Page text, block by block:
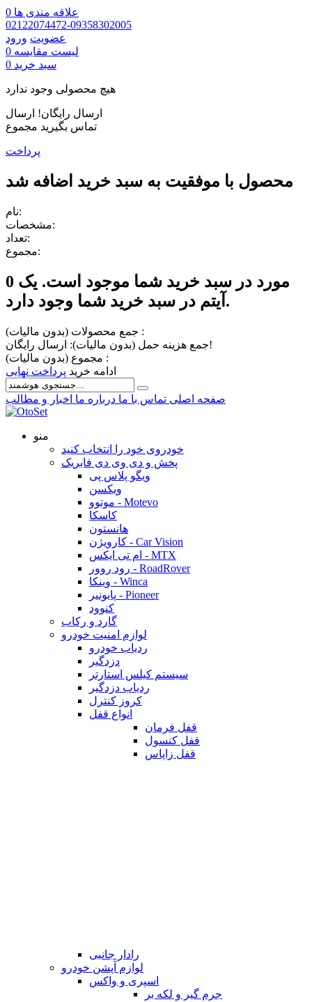
علاقه مندی ها 0
02122074472-09358302005
عضویت ورود
لیست مقایسه 0
سبد خرید 0
هیچ محصولی وجود ندارد
ارسال رایگان! ارسال
تماس بگیرید مجموع
پرداخت
محصول با موفقیت به سبد خرید اضافه شد
نام:
مشخصات:
تعداد:
مجموع:
0 مورد در سبد خرید شما موجود است. یک
آیتم در سبد خرید شما وجود دارد.
جمع محصولات (بدون مالیات) :
جمع هزینه حمل (بدون مالیات):ارسال رایگان!
مجموع (بدون مالیات) :
ادامه خرید پرداخت نهایی
صفحه اصلی تماس با ما درباره ما اخبار و مطالب
منو
خودروی خود را انتخاب کنید
پخش و دی وی دی فابریک
ویگو پلاس پی
ویکسن
موتوو - Motevo
کاسکا
هانستون
کارویژن - Car Vision
ام تی ایکس - MTX
رود روور - RoadRover
وینکا - Winca
پایونیر - Pioneer
کنوود
گارد و رکاب
لوازم امنیت خودرو
ردیاب خودرو
دزدگیر
سیستم کیلس استارتر
ردیاب دزدگیر
کروز کنترل
انواع قفل
قفل فرمان
قفل کنسول
قفل زاپاس
رادار جانبی
لوازم آپشن خودرو
اسپری و واکس
جرم گیر و لکه بر